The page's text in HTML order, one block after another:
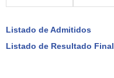
Listado de Admitidos
Listado de Resultado Final